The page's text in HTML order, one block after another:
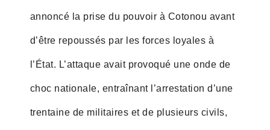
annoncé la prise du pouvoir à Cotonou avant
d’être repoussés par les forces loyales à
l’État. L’attaque avait provoqué une onde de
choc nationale, entraînant l’arrestation d’une
trentaine de militaires et de plusieurs civils,